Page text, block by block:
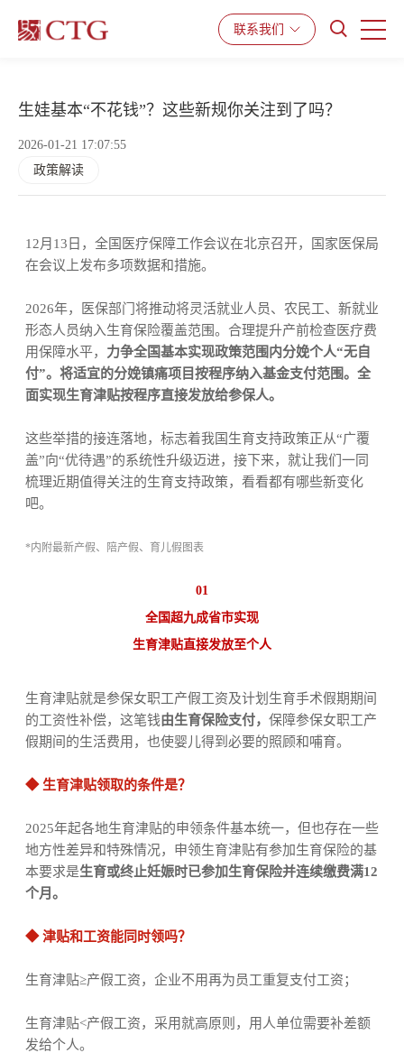
解决方案 资源中心
联系我们
生娃基本“不花钱”？这些新规你关注到了吗？
2026-01-21 17:07:55
政策解读
12月 13 日 ，全国医疗保障工作会议在北京召开，国家医保局
在会议上发布多项数据和措施。
2026年，医保部门将推动将灵活就业人员、农民工、新就业
形态人员纳入生育保险覆盖范围。合理提升产前检查医疗费
用保障水平， 力争全国基本实现政策范围内分娩个人“无自
付”。将适宜的分娩镇痛项目按程序纳入基金支付范围。全
面实现生育津贴按程序直接发放给参保人。
这些举措的接连落地，标志着我国生育支持政策正从“广覆
盖”向“优待遇”的系统性升级迈进， 接下来， 就让我们一同
梳理近期值得关注的生育支持政策，看看都有哪些新变化
吧。
*内附最新产假、陪产假、育儿假图表
01
全国超九成省市实现
生育津贴直接发放至个人
生育津贴就是参保女职工产假工资及计划生育手术假期期间
的工资性补偿，这笔钱由生育保险支付， 保障参保女职工产
假期间的生活费用，也使婴儿得到必要的照顾和哺育。
◆生育津贴领取的条件是？
2025年起各地生育津贴的申领条件基本统一，但也存在一些
地方性差异和特殊情况， 申领生育津贴有参加生育保险的基
本要求是生育或终止妊娠时已参加生育保险并连续缴费满12
个月。
◆津贴和工资能同时领吗？
生育津贴≥产假工资，企业不用再为员工重复支付工资；
生育津贴<产假工资， 采用就高原则，用人单位需要补差额
发给个人。